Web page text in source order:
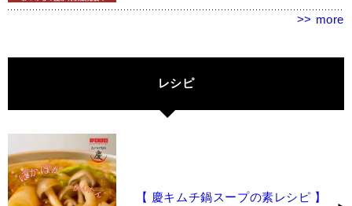
>> more
レシピ
【 慶キムチ鍋スープの素レシピ 】